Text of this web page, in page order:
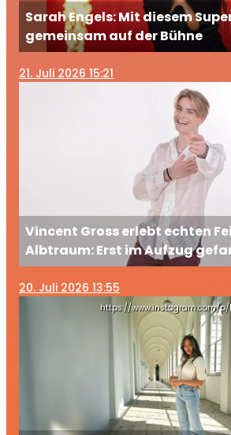
Sarah Engels: Mit diesem
gemeinsam auf der Bühne
21. Juli 2026 15:21
Vincent Gross erlebt echten
Albtraum: Erst im Aufzug
ausgesperrt
20. Juli 2026 13:55
https://www.instagram.com/p/